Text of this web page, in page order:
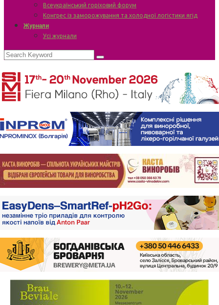
Всеукраїнський горіховий форум
Конгрес із заморожування та холодної логістики ягід
Журнали
Усі журнали